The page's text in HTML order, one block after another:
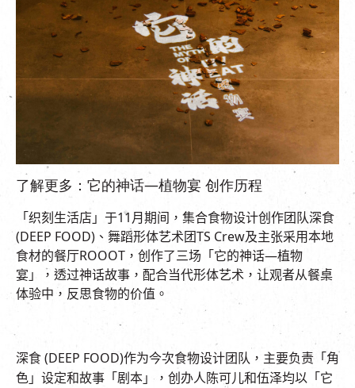
了解更多：它的神话—植物宴 创作历程
「织刻生活店」于11月期间，集合食物设计创作团队深食
(DEEP FOOD) 、舞蹈形体艺术团TS Crew及主张采用本地
食材的餐厅ROOOT ，创作了三场「它的神话—植物
宴」，透过神话故事，配合当代形体艺术，让观者从餐桌
体验中，反思食物的价值。
深食(DEEP FOOD)作为今次食物设计团队，主要负责「角
色」设定和故事「剧本」，创办人陈可儿和伍泽均以「它